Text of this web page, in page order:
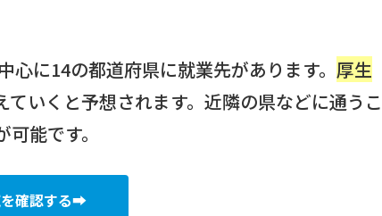
に14の都道府県に就業先があります。 厚生
ていくと予想されます。近隣の県などに通うこ
能です。
確認する➡